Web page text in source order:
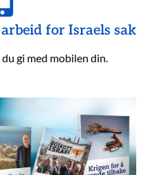
for Israels sak
gi med mobilen din.